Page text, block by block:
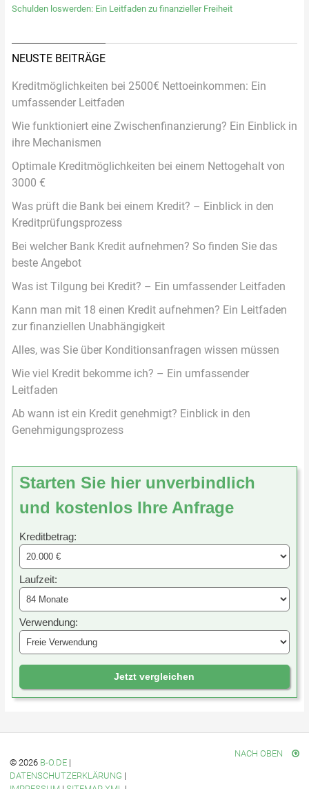
Schulden loswerden: Ein Leitfaden zu finanzieller Freiheit
NEUSTE BEITRÄGE
Kreditmöglichkeiten bei 2500€ Nettoeinkommen: Ein
umfassender Leitfaden
Wie funktioniert eine Zwischenfinanzierung? Ein Einblick in
ihre Mechanismen
Optimale Kreditmöglichkeiten bei einem Nettogehalt von
3000 €
Was prüft die Bank bei einem Kredit? – Einblick in den
Kreditprüfungsprozess
Bei welcher Bank Kredit aufnehmen? So finden Sie das
beste Angebot
Was ist Tilgung bei Kredit? – Ein umfassender Leitfaden
Kann man mit 18 einen Kredit aufnehmen? Ein Leitfaden
zur finanziellen Unabhängigkeit
Alles, was Sie über Konditionsanfragen wissen müssen
Wie viel Kredit bekomme ich? – Ein umfassender
Leitfaden
Ab wann ist ein Kredit genehmigt? Einblick in den
Genehmigungsprozess
Starten Sie hier unverbindlich
und kostenlos Ihre Anfrage
Kreditbetrag:
Laufzeit:
Verwendung:
Jetzt vergleichen
© 2026 B-O.DE |
DATENSCHUTZERKLÄRUNG |
NACH OBEN